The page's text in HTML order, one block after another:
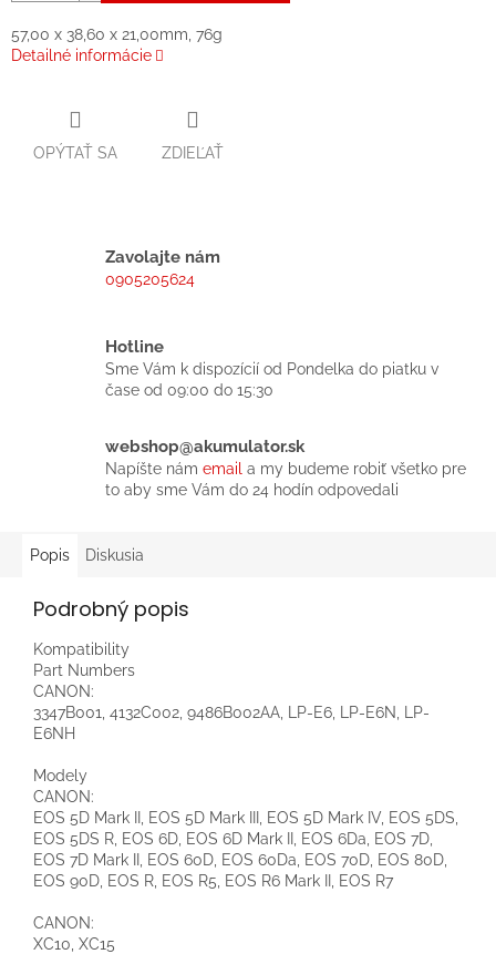
57,00 x 38,60 x 21,00mm, 76g
Detailné informácie
OPÝTAŤ SA ZDIEĽAŤ
Zavolajte nám
0905205624
Hotline
Sme Vám k dispozícií od Pondelka do piatku v
čase od 09:00 do 15:30
webshop@akumulator.sk
Napíšte nám email a my budeme robiť všetko pre
to aby sme Vám do 24 hodín odpovedali
Popis Diskusia
Podrobný popis
Kompatibility
Part Numbers
CANON:
3347B001, 4132C002, 9486B002AA, LP-E6, LP-E6N, LP-
E6NH
Modely
CANON:
EOS 5D Mark II, EOS 5D Mark III, EOS 5D Mark IV, EOS 5DS,
EOS 5DS R, EOS 6D, EOS 6D Mark II, EOS 6Da, EOS 7D,
EOS 7D Mark II, EOS 60D, EOS 60Da, EOS 70D, EOS 80D,
EOS 90D, EOS R, EOS R5, EOS R6 Mark II, EOS R7
CANON:
XC10, XC15